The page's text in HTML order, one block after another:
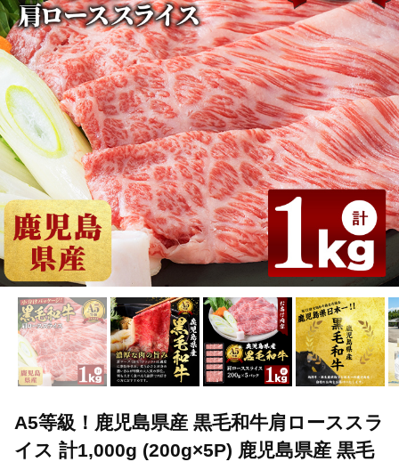
A5等級！鹿児島県産 黒毛和牛肩ローススラ
イス 計1,000g (200g×5P) 鹿児島県産 黒毛